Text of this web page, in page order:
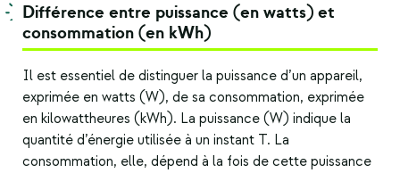
Différence entre puissance (en watts) et
consommation (en kWh)
Il est essentiel de distinguer la puissance d’un appareil,
exprimée en watts (W), de sa consommation, exprimée
en kilowattheures (kWh). La puissance (W) indique la
quantité d’énergie utilisée à un instant T. La
consommation, elle, dépend à la fois de cette puissance